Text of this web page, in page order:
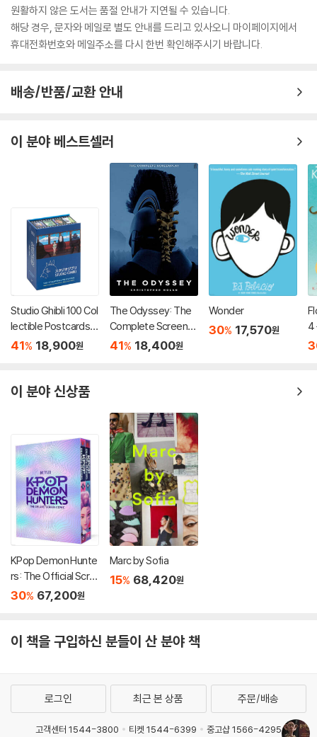
원활하지 않은 도서는 품절 안내가 지연될 수 있습니다.
해당 경우, 문자와 메일로 별도 안내를 드리고 있사오니 마이페이지에서
휴대전화번호와 메일주소를 다시 한번 확인해주시기 바랍니다.
배송/반품/교환 안내
이 분야 베스트셀러
Studio Ghibli 100 Col
lectible Postcards :
스튜디오 지브리 엽서 1
41% 18,900원
The Odyssey: The
Complete Screenpl
ay
41% 18,400원
Wonder
30% 17,570원
4
이 분야 신상품
KPop Demon Hunte
rs: The Official Scre
en Comic Boxed Se
30% 67,200원
Marc by Sofia
15% 68,420원
이 책을 구입하신 분들이 산 분야 책
로그인 최근 본 상품 주문/배송
고객센터 1544-3800 티켓 1544-6399 중고샵 1566-4295